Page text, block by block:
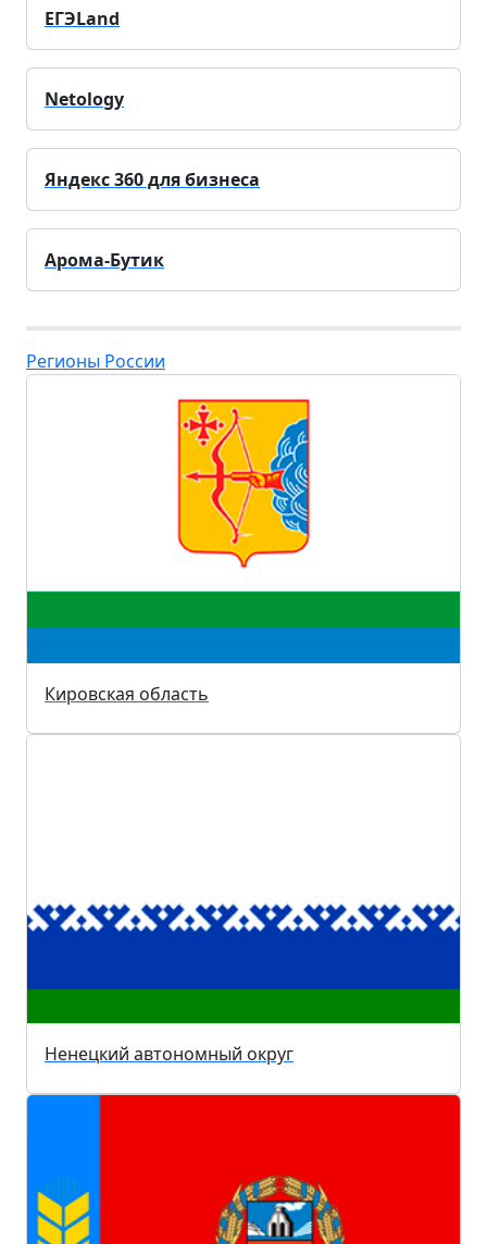
ЕГЭLand
Netology
Яндекс 360 для бизнеса
Арома-Бутик
Регионы России
Кировская область
Ненецкий автономный округ